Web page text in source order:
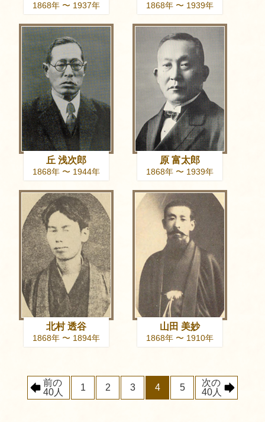
1868年 〜 1937年 1868年 〜 1939年
丘 浅次郎
1868年 〜 1944年
原 富太郎
1868年 〜 1939年
北村 透谷
1868年 〜 1894年
山田 美妙
1868年 〜 1910年
前の
40人
1 2 3 4 5
次の
40人